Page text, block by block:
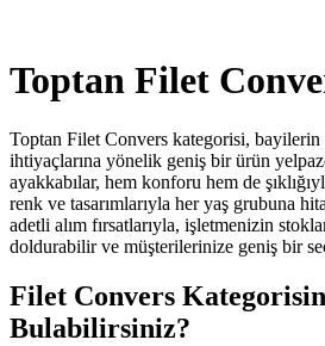
Toptan Filet
Toptan Filet Convers kategorisi, bayilerin
ihtiyaçlarına yönelik geniş bir ürün
ayakkabılar, hem konforu hem de
renk ve tasarımlarıyla her yaş grubuna
adetli alım fırsatlarıyla, işletmenizin
doldurabilir ve müşterilerinize geniş bir
Filet Convers
Bulabilirsiniz?